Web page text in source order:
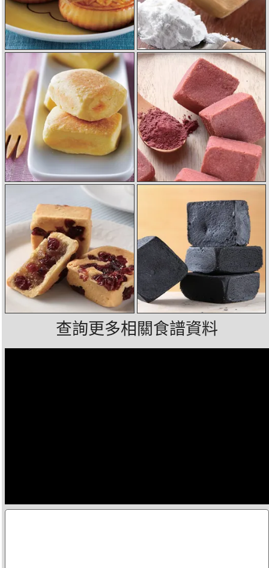
查詢更多相關食譜資料